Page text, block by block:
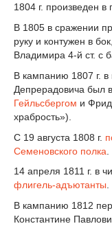
1804 г. произведен в
В 1805 в сражении
руку и контужен в
Владимира 4-й ст. с
В кампанию 1807 г. в
Депрерадовича был
Гейльсбергом и
храбрость»).
С 19 августа 1808 г.
Семеновского полка
14 апреля 1811 г. в
флигель-адъютанты.
В кампанию 1812
Константине